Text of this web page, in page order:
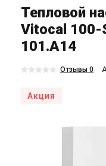
Тепловой
Vitocal 100-
101.A14
Отзывы 0
Акция